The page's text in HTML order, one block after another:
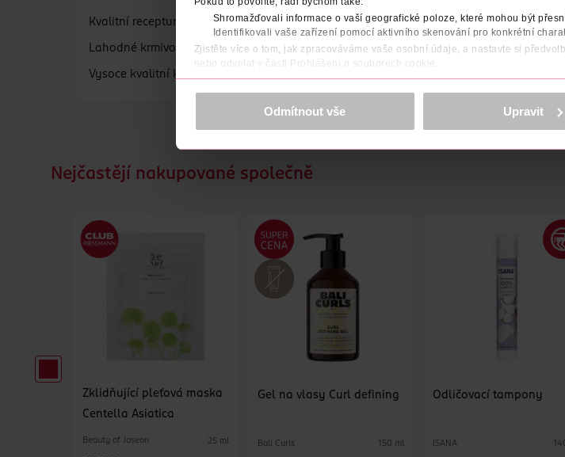
Shromažďovali informace o vaší geografické poloze, které mohou být
Identifikovali vaše zařízení pomocí aktivního skenování pro konkrétní
Zjistěte více o tom, jak zpracováváme vaše osobní údaje, a nastavte si
nebo odvolat v části Prohlášení o souborech cookie.
K provozu stránek, personalizaci obsahu a reklam, funkcí sociálních médií,
prohlášení o ochraně osobních údajů.
Děkujeme za pochopení. >více o cookies<
Odmítnout vše Upravit
Kvalitní receptury krmiv pro kočky, vyrobených bez umělých barviv a konzervačních
Lahodné krmivo pro domácí mazlíčky vyrobené z vybraných surovin a ryb
Vysoce kvalitní krmivo pro dospělé kočky, které poskytuje kompletní výživu vašemu
Nejčastějí nakupované společně
Zklidňující pleťová maska
Centella Asiatica
Beauty of Joseon 25 ml
Gel na vlasy Curl defining
Bali Curls 150 ml
Odličovací tampony
ISANA